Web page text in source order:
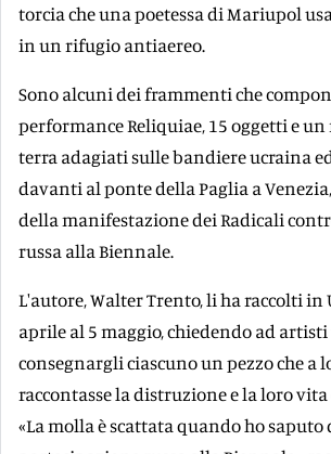
torcia che una poetessa di Mariupol
in un rifugio antiaereo.
Sono alcuni dei frammenti che
performance Reliquiae, 15 oggetti e
terra adagiati sulle bandiere ucraina
davanti al ponte della Paglia a
della manifestazione dei Radicali
russa alla Biennale.
L'autore, Walter Trento, li ha raccolti in
aprile al 5 maggio, chiedendo ad
consegnargli ciascuno un pezzo che a
raccontasse la distruzione e la loro
«La molla è scattata quando ho saputo